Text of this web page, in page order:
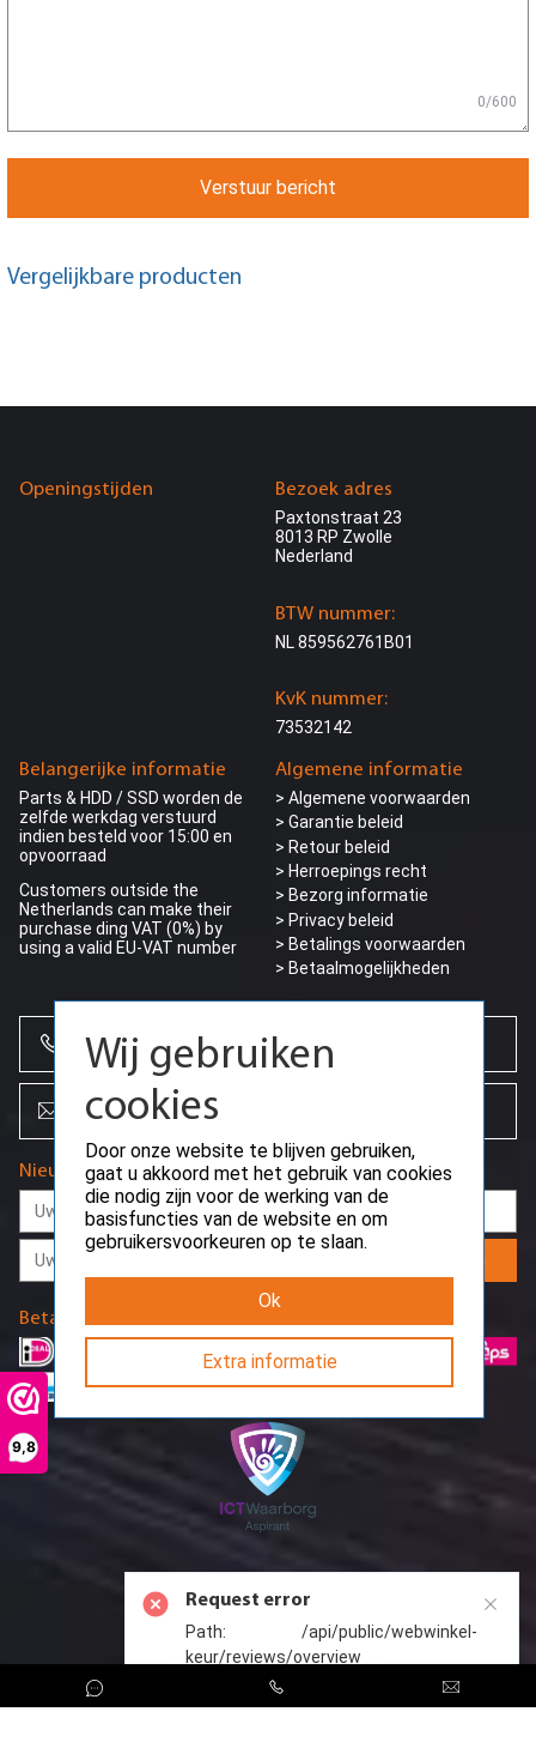
9,8
0/600
Verstuur bericht
Vergelijkbare producten
Openingstijden
Belangerijke informatie
Parts & HDD / SSD worden de
zelfde werkdag verstuurd
indien besteld voor 15:00 en
opvoorraad
Customers outside the
Netherlands can make their
purchase ding VAT (0%) by
using a valid EU-VAT number
Algemene informatie
> Algemene voorwaarden
> Garantie beleid
> Retour beleid
> Herroepings recht
> Bezorg informatie
> Privacy beleid
> Betalings voorwaarden
> Betaalmogelijkheden
Bezoek adres
Paxtonstraat 23
8013 RP Zwolle
Nederland
BTW nummer:
NL 859562761B01
KvK nummer:
73532142
+31 (0)85 864 0777
info@creoserver.com
Nieuwsbrief
CreoServer © 2026 All rights reserved
Betaalmethodes
Wij gebruiken
cookies
Door onze website te blijven gebruiken,
gaat u akkoord met het gebruik van cookies
die nodig zijn voor de werking van de
basisfuncties van de website en om
gebruikersvoorkeuren op te slaan.
Ok
Extra informatie
Request error
Path: /api/public/webwinkel-
keur/reviews/overview